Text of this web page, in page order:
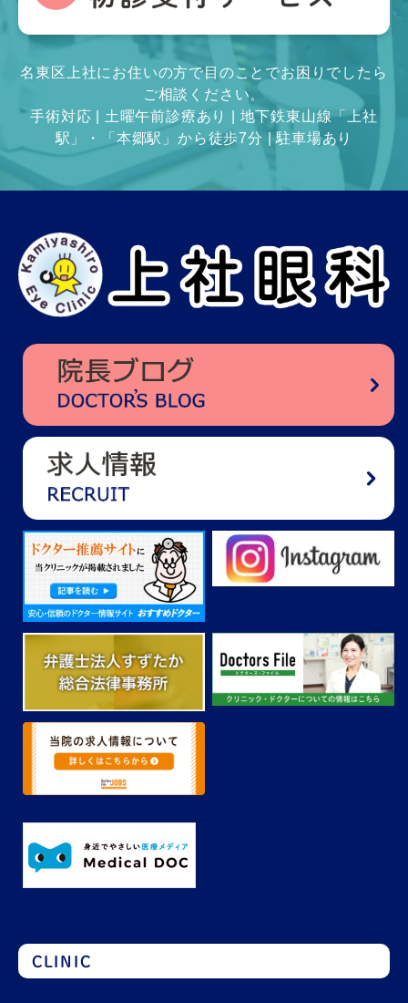
名東区上社にお住いの方で目のことでお困りでしたら
ご相談ください。
手術対応 | 土曜午前診療あり | 地下鉄東山線「上社
駅」・「本郷駅」から徒歩7分 | 駐車場あり
CLINIC